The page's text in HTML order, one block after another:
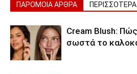
ΠΑΡΟΜΟΙΑ ΑΡΘΡΑ
Cream Blush:
σωστά το